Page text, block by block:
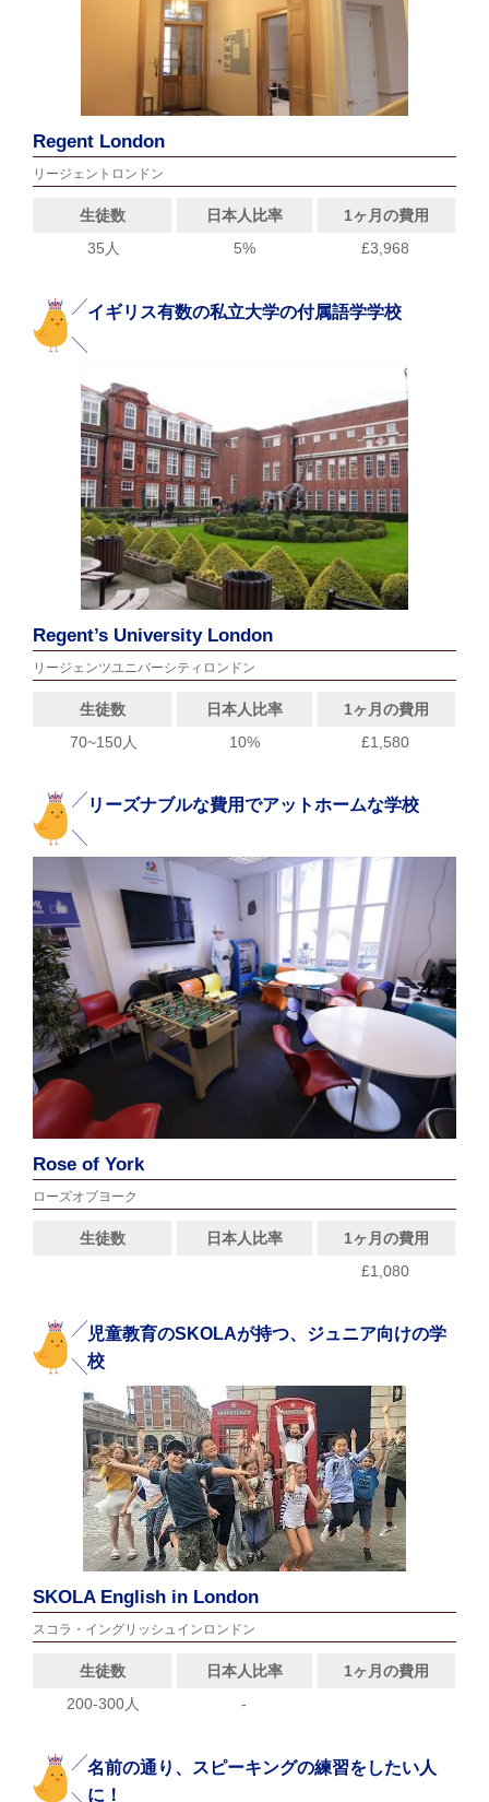
Regent London
リージェントロンドン
生徒数 日本人比率
1ヶ月の費用
35人
5% £3,968
イギリス有数の私立大学の付属語学学校
Regent’s University London
リージェンツユニバーシティロンドン
生徒数 日本人比率
1ヶ月の費用
70~150人
10% £1,580
リーズナブルな費用でアットホームな学校
Rose of York
ローズオブヨーク
生徒数 日本人比率
1ヶ月の費用
£1,080
児童教育のSKOLAが持つ、ジュニア向けの学
校
SKOLA English in London
スコラ・イングリッシュインロンドン
生徒数 日本人比率
1ヶ月の費用
200-300人
-
名前の通り、スピーキングの練習をしたい人
に！